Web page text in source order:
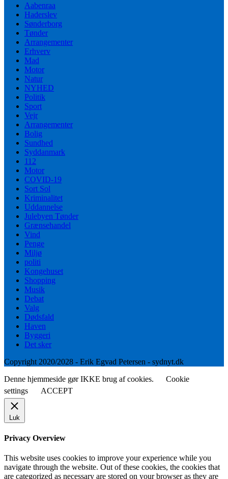
Aabenraa
Haderslev
Sønderborg
Tønder
Arrangementer
Erhverv
Mad
Motor
Natur
NYHED
Politik
Sport
Vejr
Arrangementer
Bolig
Sundhed
Syddanmark
112
Motor
COVID-19
Sort Sol
Kriminalitet
Uddannelse
Julebyen Tønder
Grænsehandel
Vind
Penge
Miljø
politi
Kongehuset
Shopping
Musik
Debat
Valg
Dødsfald
Haven
Byggeri
Det sker
Copyright 2020/2028 - Erik Egvad Petersen - sydnyt.dk
Denne hjemmeside gør IKKE brug af cookies.
Cookie
settings
ACCEPT
Luk
Privacy Overview
This website uses cookies to improve your experience while you
navigate through the website. Out of these cookies, the cookies that
are categorized as necessary are stored on your browser as they are